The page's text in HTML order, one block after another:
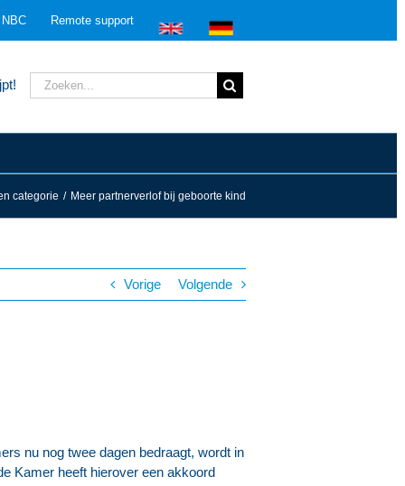
Remote support
Zoeken
naar:
categorie / Meer partnerverlof bij geboorte kind
Vorige Volgende
nu nog twee dagen bedraagt, wordt in
Kamer heeft hierover een akkoord